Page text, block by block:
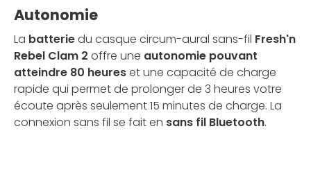
Autonomie
La batteriedu casque circum-aural sans-fil Fresh'n
Rebel Clam 2 offre une autonomie pouvant
atteindre 80 heureset une capacité de charge
rapide qui permet de prolonger de 3 heures votre
écoute après seulement 15 minutes de charge. La
connexion sans fil se fait en sans fil Bluetooth.